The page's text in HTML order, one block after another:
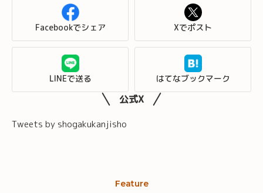
Facebookでシェア Xでポスト
LINEで送る はてなブックマーク
公式X
Tweets by shogakukanjisho
Feature